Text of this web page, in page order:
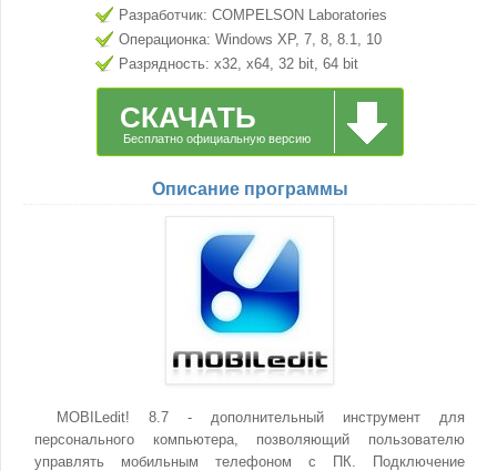
Разработчик: COMPELSON Laboratories
Операционка: Windows XP, 7, 8, 8.1, 10
Разрядность: x32, x64, 32 bit, 64 bit
СКАЧАТЬ
Бесплатно официальную версию
Описание программы
MOBILedit! 8.7 - дополнительный инструмент для
персонального компьютера, позволяющий пользователю
управлять мобильным телефоном с ПК. Подключение